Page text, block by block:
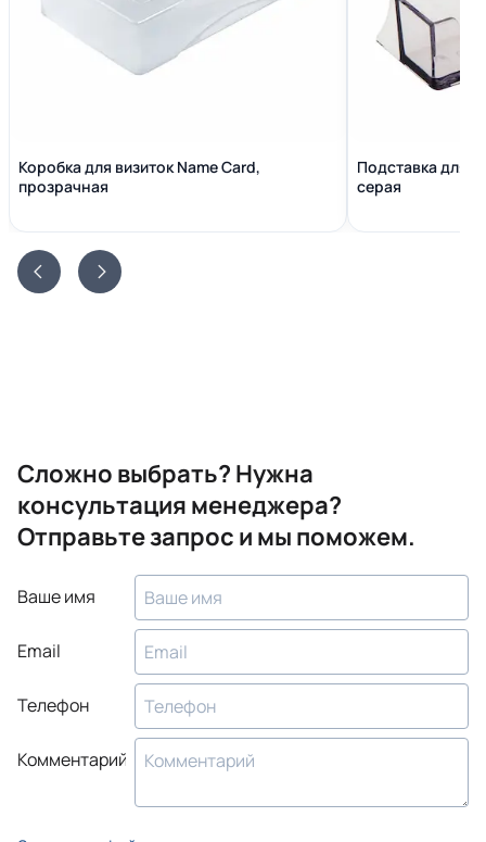
Коробка для визиток Name Сard,
прозрачная
Подставка для
серая
Сложно выбрать? Нужна
консультация менеджера?
Отправьте запрос и мы поможем.
Ваше имя
Email
Телефон
Комментарий